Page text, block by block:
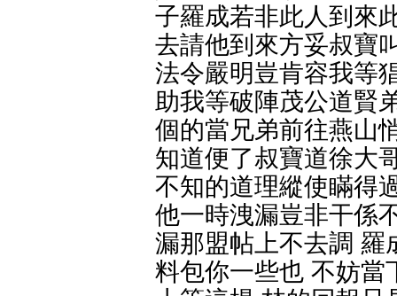
子羅成若非此人到來
去請他到來方妥叔寶
法令嚴明豈肯容我等
助我等破陣茂公道賢
個的當兄弟前往燕山
知道便了叔寶道徐大
不知的道理縱使瞞得
他一時洩漏豈非干係
漏那盟帖上不去調 羅
料包你一些也 不妨當